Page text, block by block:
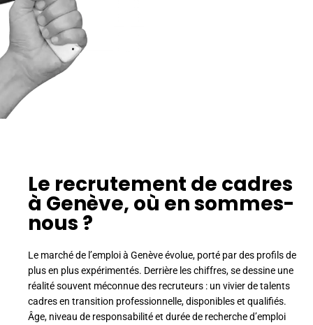
Le recrutement de cadres
à Genève, où en sommes-
nous ?
Le marché de l’emploi à Genève évolue, porté par des profils de
plus en plus expérimentés. Derrière les chiffres, se dessine une
réalité souvent méconnue des recruteurs : un vivier de talents
cadres en transition professionnelle, disponibles et qualifiés.
Âge, niveau de responsabilité et durée de recherche d’emploi